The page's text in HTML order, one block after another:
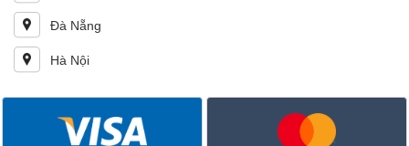
Đà Nẵng
Hà Nội